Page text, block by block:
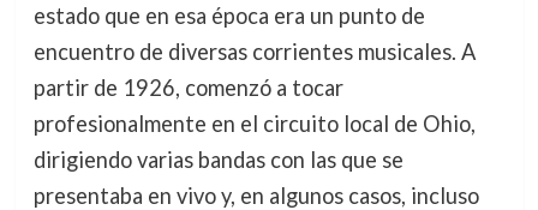
estado que en esa época era un punto de
encuentro de diversas corrientes musicales. A
partir de 1926, comenzó a tocar
profesionalmente en el circuito local de Ohio,
dirigiendo varias bandas con las que se
presentaba en vivo y, en algunos casos, incluso